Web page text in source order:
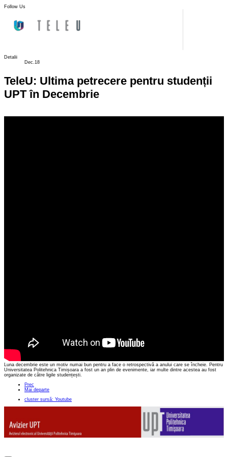
Follow Us
Detalii
Dec.18
TeleU: Ultima petrecere pentru studenții
UPT în Decembrie
Luna decembrie este un motiv numai bun pentru a face o retrospectivă a anului care se încheie. Pentru
Universitatea Politehnica Timișoara a fost un an plin de evenimente, iar multe dintre acestea au fost
organizate de către ligile studențești.
Prec
Mai departe
cluster sursă: Youtube